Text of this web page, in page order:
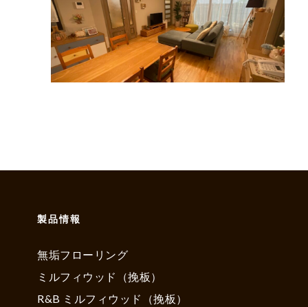
製品情報
無垢フローリング
ミルフィウッド（挽板）
R&B ミルフィウッド（挽板）